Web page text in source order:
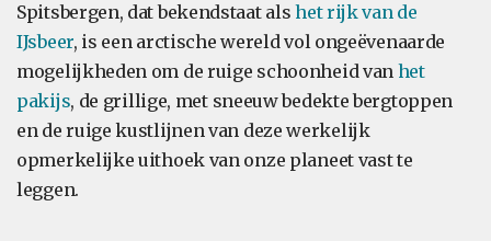
Spitsbergen, dat bekendstaat alshet rijk van de
IJsbeer, is een arctische wereld vol ongeëvenaarde
mogelijkheden om de ruige schoonheid van het
pakijs, de grillige, met sneeuw bedekte bergtoppen
en de ruige kustlijnen van deze werkelijk
opmerkelijke uithoek van onze planeet vast te
leggen.